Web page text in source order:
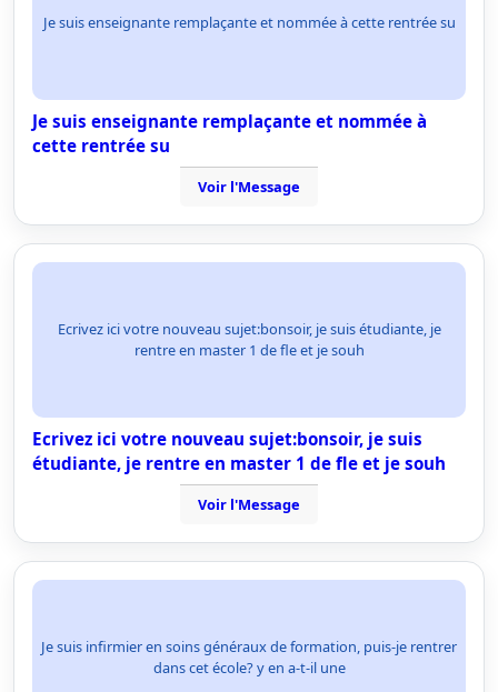
Je suis enseignante remplaçante et nommée à cette rentrée su
Je suis enseignante remplaçante et nommée à
cette rentrée su
Voir l'Message
Ecrivez ici votre nouveau sujet:bonsoir, je suis étudiante, je
rentre en master 1 de fle et je souh
Ecrivez ici votre nouveau sujet:bonsoir, je suis
étudiante, je rentre en master 1 de fle et je souh
Voir l'Message
Je suis infirmier en soins généraux de formation, puis-je rentrer
dans cet école? y en a-t-il une